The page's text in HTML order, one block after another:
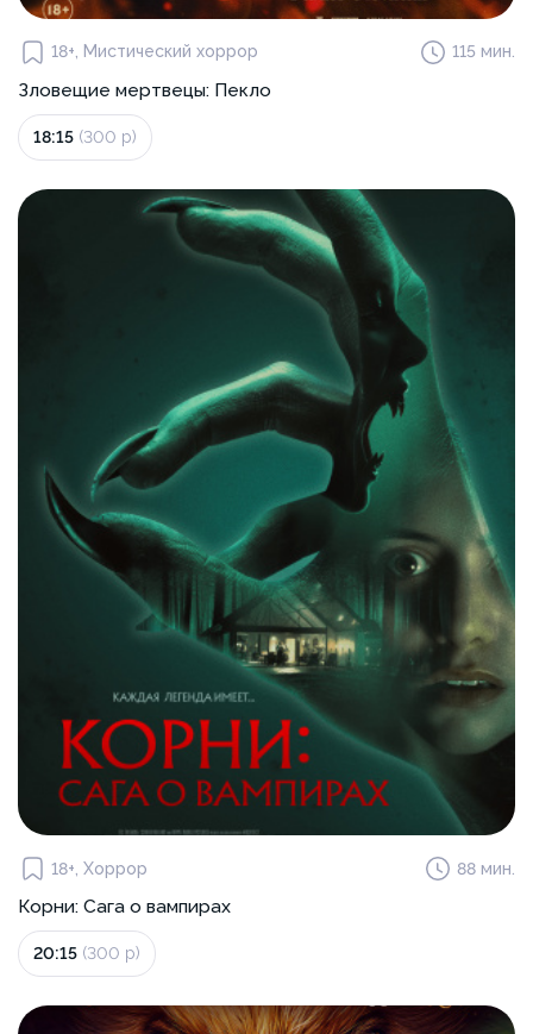
18+, Мистический хоррор 115 мин.
Зловещие мертвецы: Пекло
18:15 (300 р)
18+, Хоррор 88 мин.
Корни: Сага о вампирах
20:15 (300 р)